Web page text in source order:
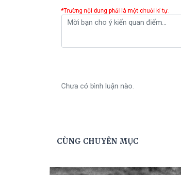
*Trường nội dung phải là một chuỗi kí tự.
Chưa có bình luận nào.
CÙNG CHUYÊN MỤC